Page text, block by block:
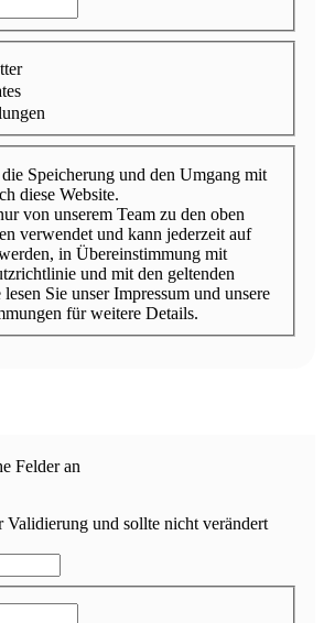
Speicherung und den Umgang mit
diese Website.
von unserem Team zu den oben
verwendet und kann jederzeit auf
in Übereinstimmung mit
und mit den geltenden
Sie unser Impressum und unsere
für weitere Details.
Felder an
Validierung und sollte nicht verändert